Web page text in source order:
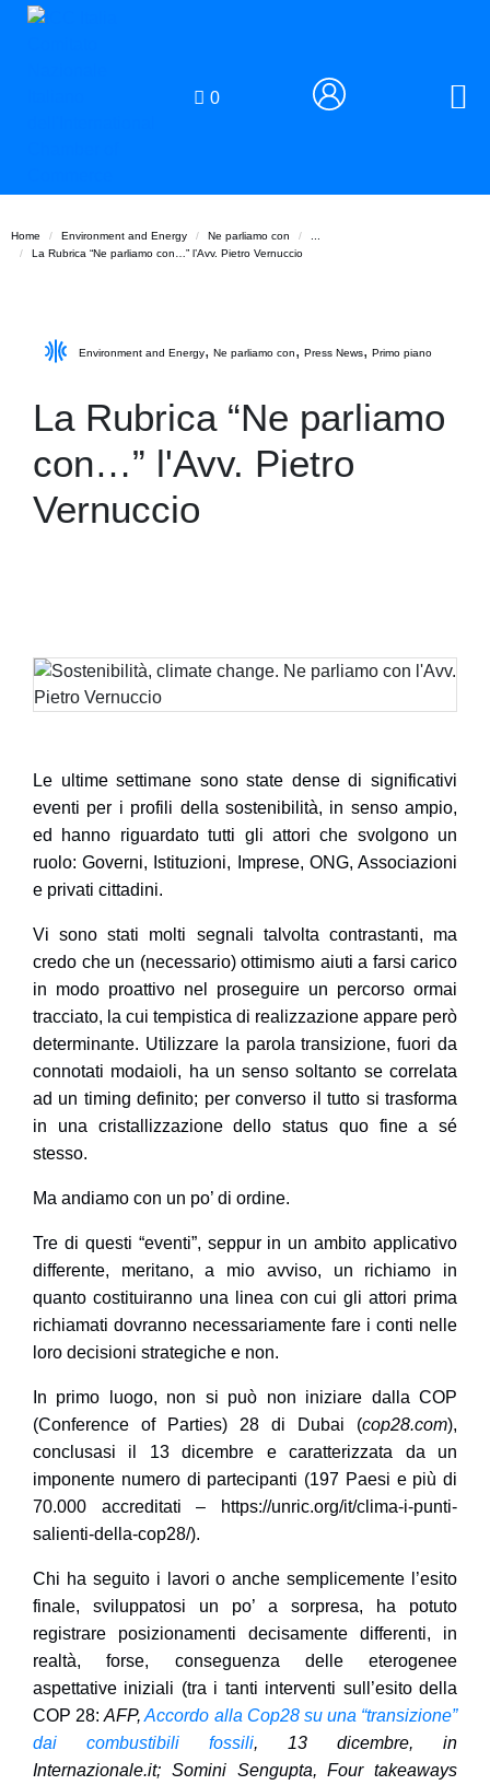
0
Home Environment and Energy Ne parliamo con
La Rubrica “Ne parliamo con…” l’Avv. Pietro Vernuccio
Environment and Energy, Ne parliamo con, Press News, Primo piano
La Rubrica “Ne parliamo
con…” l'Avv. Pietro
Vernuccio
Le ultime settimane sono state dense di significativi
eventi per i profili della sostenibilità, in senso ampio,
ed hanno riguardato tutti gli attori che svolgono un
ruolo: Governi, Istituzioni, Imprese, ONG, Associazioni
e privati cittadini.
Vi sono stati molti segnali talvolta contrastanti, ma
credo che un (necessario) ottimismo aiuti a farsi carico
in modo proattivo nel proseguire un percorso ormai
tracciato, la cui tempistica di realizzazione appare però
determinante. Utilizzare la parola transizione, fuori da
connotati modaioli, ha un senso soltanto se correlata
ad un timing definito; per converso il tutto si trasforma
in una cristallizzazione dello status quo fine a sé
stesso.
Ma andiamo con un po’ di ordine.
Tre di questi “eventi”, seppur in un ambito applicativo
differente, meritano, a mio avviso, un richiamo in
quanto costituiranno una linea con cui gli attori prima
richiamati dovranno necessariamente fare i conti nelle
loro decisioni strategiche e non.
In primo luogo, non si può non iniziare dalla COP
(Conference of Parties) 28 di Dubai (cop28.com),
conclusasi il 13 dicembre e caratterizzata da un
imponente numero di partecipanti (197 Paesi e più di
70.000 accreditati – https://unric.org/it/clima-i-punti-
salienti-della-cop28/).
Chi ha seguito i lavori o anche semplicemente l’esito
finale, sviluppatosi un po’ a sorpresa, ha potuto
registrare posizionamenti decisamente differenti, in
realtà, forse, conseguenza delle eterogenee
aspettative iniziali (tra i tanti interventi sull’esito della
COP 28:AFP,Accordo alla Cop28 su una “transizione”
dai combustibili fossili, 13 dicembre, in
Internazionale.it; Somini Sengupta, Four takeaways